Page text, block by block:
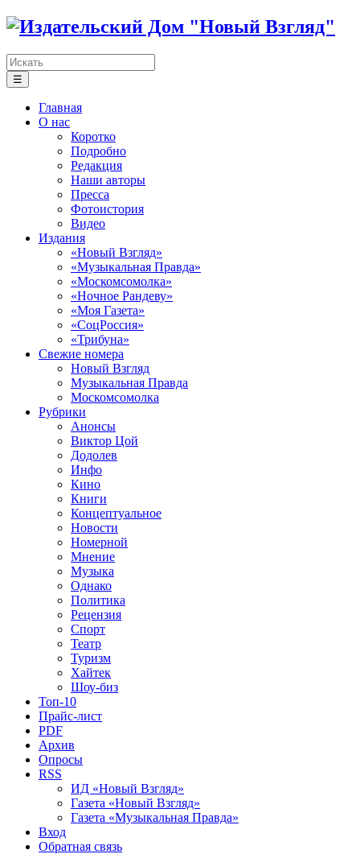
☰
Главная
О нас
Коротко
Подробно
Редакция
Наши авторы
Пресса
Фотоистория
Видео
Издания
«Новый Взгляд»
«Музыкальная Правда»
«Москомсомолка»
«Ночное Рандеву»
«Моя Газета»
«СоцРоссия»
«Трибуна»
Свежие номера
Новый Взгляд
Музыкальная Правда
Москомсомолка
Рубрики
Анонсы
Виктор Цой
Додолев
Инфо
Кино
Книги
Концептуальное
Новости
Номерной
Мнение
Музыка
Однако
Политика
Рецензия
Спорт
Театр
Туризм
Хайтек
Шоу-биз
Топ-10
Прайс-лист
PDF
Архив
Опросы
RSS
ИД «Новый Взгляд»
Газета «Новый Взгляд»
Газета «Музыкальная Правда»
Вход
Обратная связь